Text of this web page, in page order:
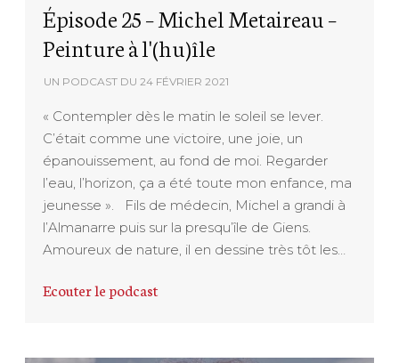
Épisode 25 – Michel Metaireau –
Peinture à l'(hu)île
UN PODCAST DU24 FÉVRIER 2021
« Contempler dès le matin le soleil se lever.
C’était comme une victoire, une joie, un
épanouissement, au fond de moi. Regarder
l’eau, l’horizon, ça a été toute mon enfance, ma
jeunesse ». Fils de médecin, Michel a grandi à
l’Almanarre puis sur la presqu’île de Giens.
Amoureux de nature, il en dessine très tôt les…
Ecouter le podcast